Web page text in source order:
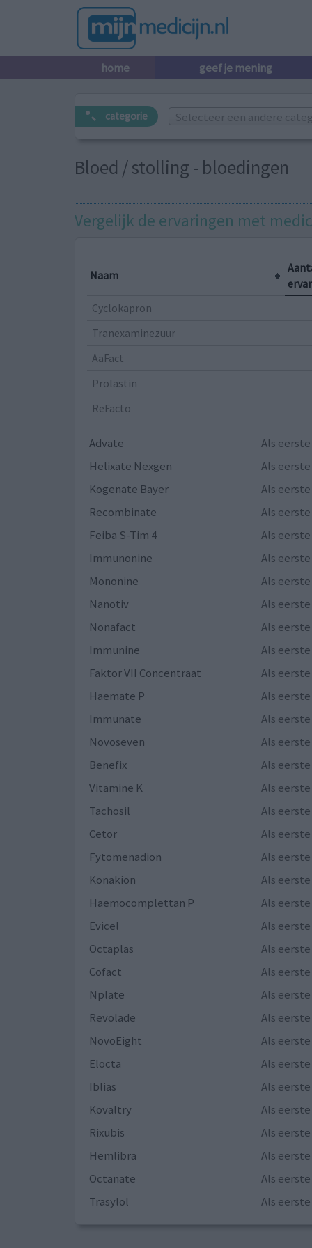
home geef je mening
categorie Selecteer een andere
Bloed / stolling - bloedingen
Vergelijk de ervaringen met
Naam
Cyclokapron
Tranexaminezuur
AaFact
Prolastin
ReFacto
Advate
Als
Helixate Nexgen
Als
Kogenate Bayer
Als
Recombinate
Als
Feiba S-Tim 4
Als
Immunonine
Als
Mononine
Als
Nanotiv
Als
Nonafact
Als
Immunine
Als
Faktor VII Concentraat
Als
Haemate P
Als
Immunate
Als
Novoseven
Als
Benefix
Als
Vitamine K
Als
Tachosil
Als
Cetor
Als
Fytomenadion
Als
Konakion
Als
Haemocomplettan P
Als
Evicel
Als
Octaplas
Als
Cofact
Als
Nplate
Als
Revolade
Als
NovoEight
Als
Elocta
Als
Iblias
Als
Kovaltry
Als
Rixubis
Als
Hemlibra
Als
Octanate
Als
Trasylol
Als